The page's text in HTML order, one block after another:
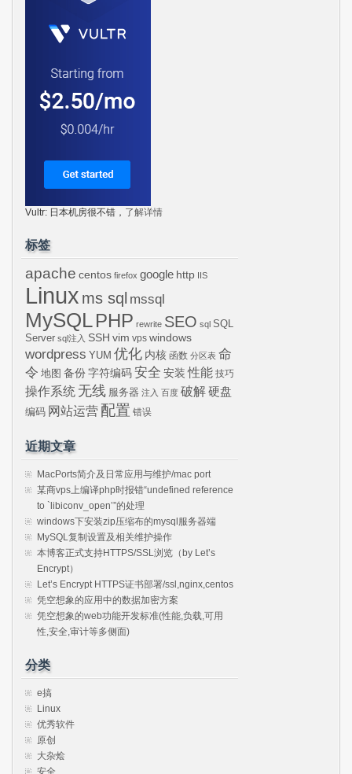
Vultr: 日本机房很不错， 了解详情
标签
apache centos firefox google http IIS
Linux ms sql mssql
MySQLPHP rewrite SEO sql SQL
Server sql注入 SSH vim vps windows
wordpress YUM 优化 内核 函数 分区表 命
令 地图 备份 字符编码 安全 安装 性能 技巧
操作系统 无线 服务器 注入 百度 破解硬盘
编码 网站运营 配置 错误
近期文章
MacPorts简介及日常应用与维护/mac port
某商vps上编译php时报错“undefined reference
to `libiconv_open’”的处理
windows下安装zip压缩布的mysql服务器端
MySQL复制设置及相关维护操作
本博客正式支持HTTPS/SSL浏览（by Let’s
Encrypt）
Let’s Encrypt HTTPS证书部署/ssl,nginx,centos
凭空想象的应用中的数据加密方案
凭空想象的web功能开发标准(性能,负载,可用
性,安全,审计等多侧面)
分类
e搞
Linux
优秀软件
原创
大杂烩
安全